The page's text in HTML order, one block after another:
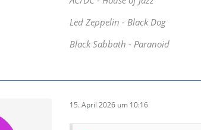
Led Zeppelin - Black Dog
Black Sabbath - Paranoid
15. April 2026 um 10:16